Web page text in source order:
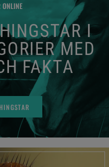
ONLINE
I
MED
FAKTA